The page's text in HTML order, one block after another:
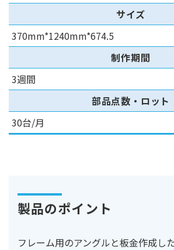
サイズ
370mm*1240mm*674.5
制作期間
3週間
部品点数・ロット
30台/月
製品のポイント
フレーム用のアングルと板金作成し